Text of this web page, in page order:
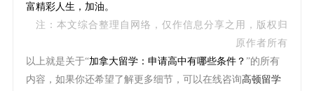
富精彩人生，加油。
注：本文综合整理自网络，仅作信息分享之用，版权归
原作者所有
以上就是关于“加拿大留学：申请高中有哪些条件？ ”的所有
内容，如果你还希望了解更多细节，可以在线咨询高顿留学